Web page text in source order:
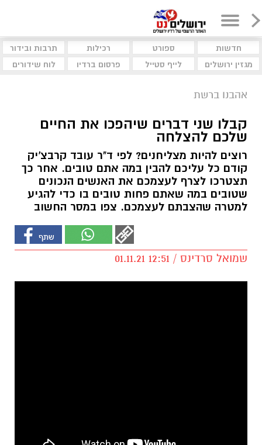
חדשות ספורט רכילות
תרבות ובידור
מגזין ירושלים
לייף סטייל פרסום ברדיו לוח שידורים
אהבנו ברשת
קבלו שני דברים שיהפכו את החיים
שלכם להצלחה
רוצים להיות מצליחנים? לפי ד"ר עובד קרבצ'יק
קודם כל עליכם להבין במה אתם טובים. אחר כך
תצטרכו לצרף לעצמכם את האנשים הנכונים
שטובים במה שאתם פחות טובים בו כדי להגיע
למטרה שהצבתם לעצמכם. צפו במסר החשוב
שמואל סרדינס / 12:51 01.11.21